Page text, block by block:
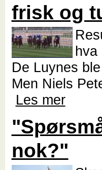
frisk og
hva
De Luynes
Men Niels
Les mer
nok?"